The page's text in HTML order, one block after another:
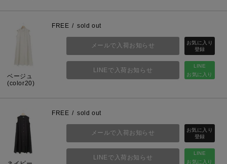
ベージュ
(color20)
FREE sold out
LINE
お気に入り
メールで入荷お知らせ
LINEで入荷お知らせ
FREE sold out
LINE
お気に入り
メールで入荷お知らせ
LINEで入荷お知らせ